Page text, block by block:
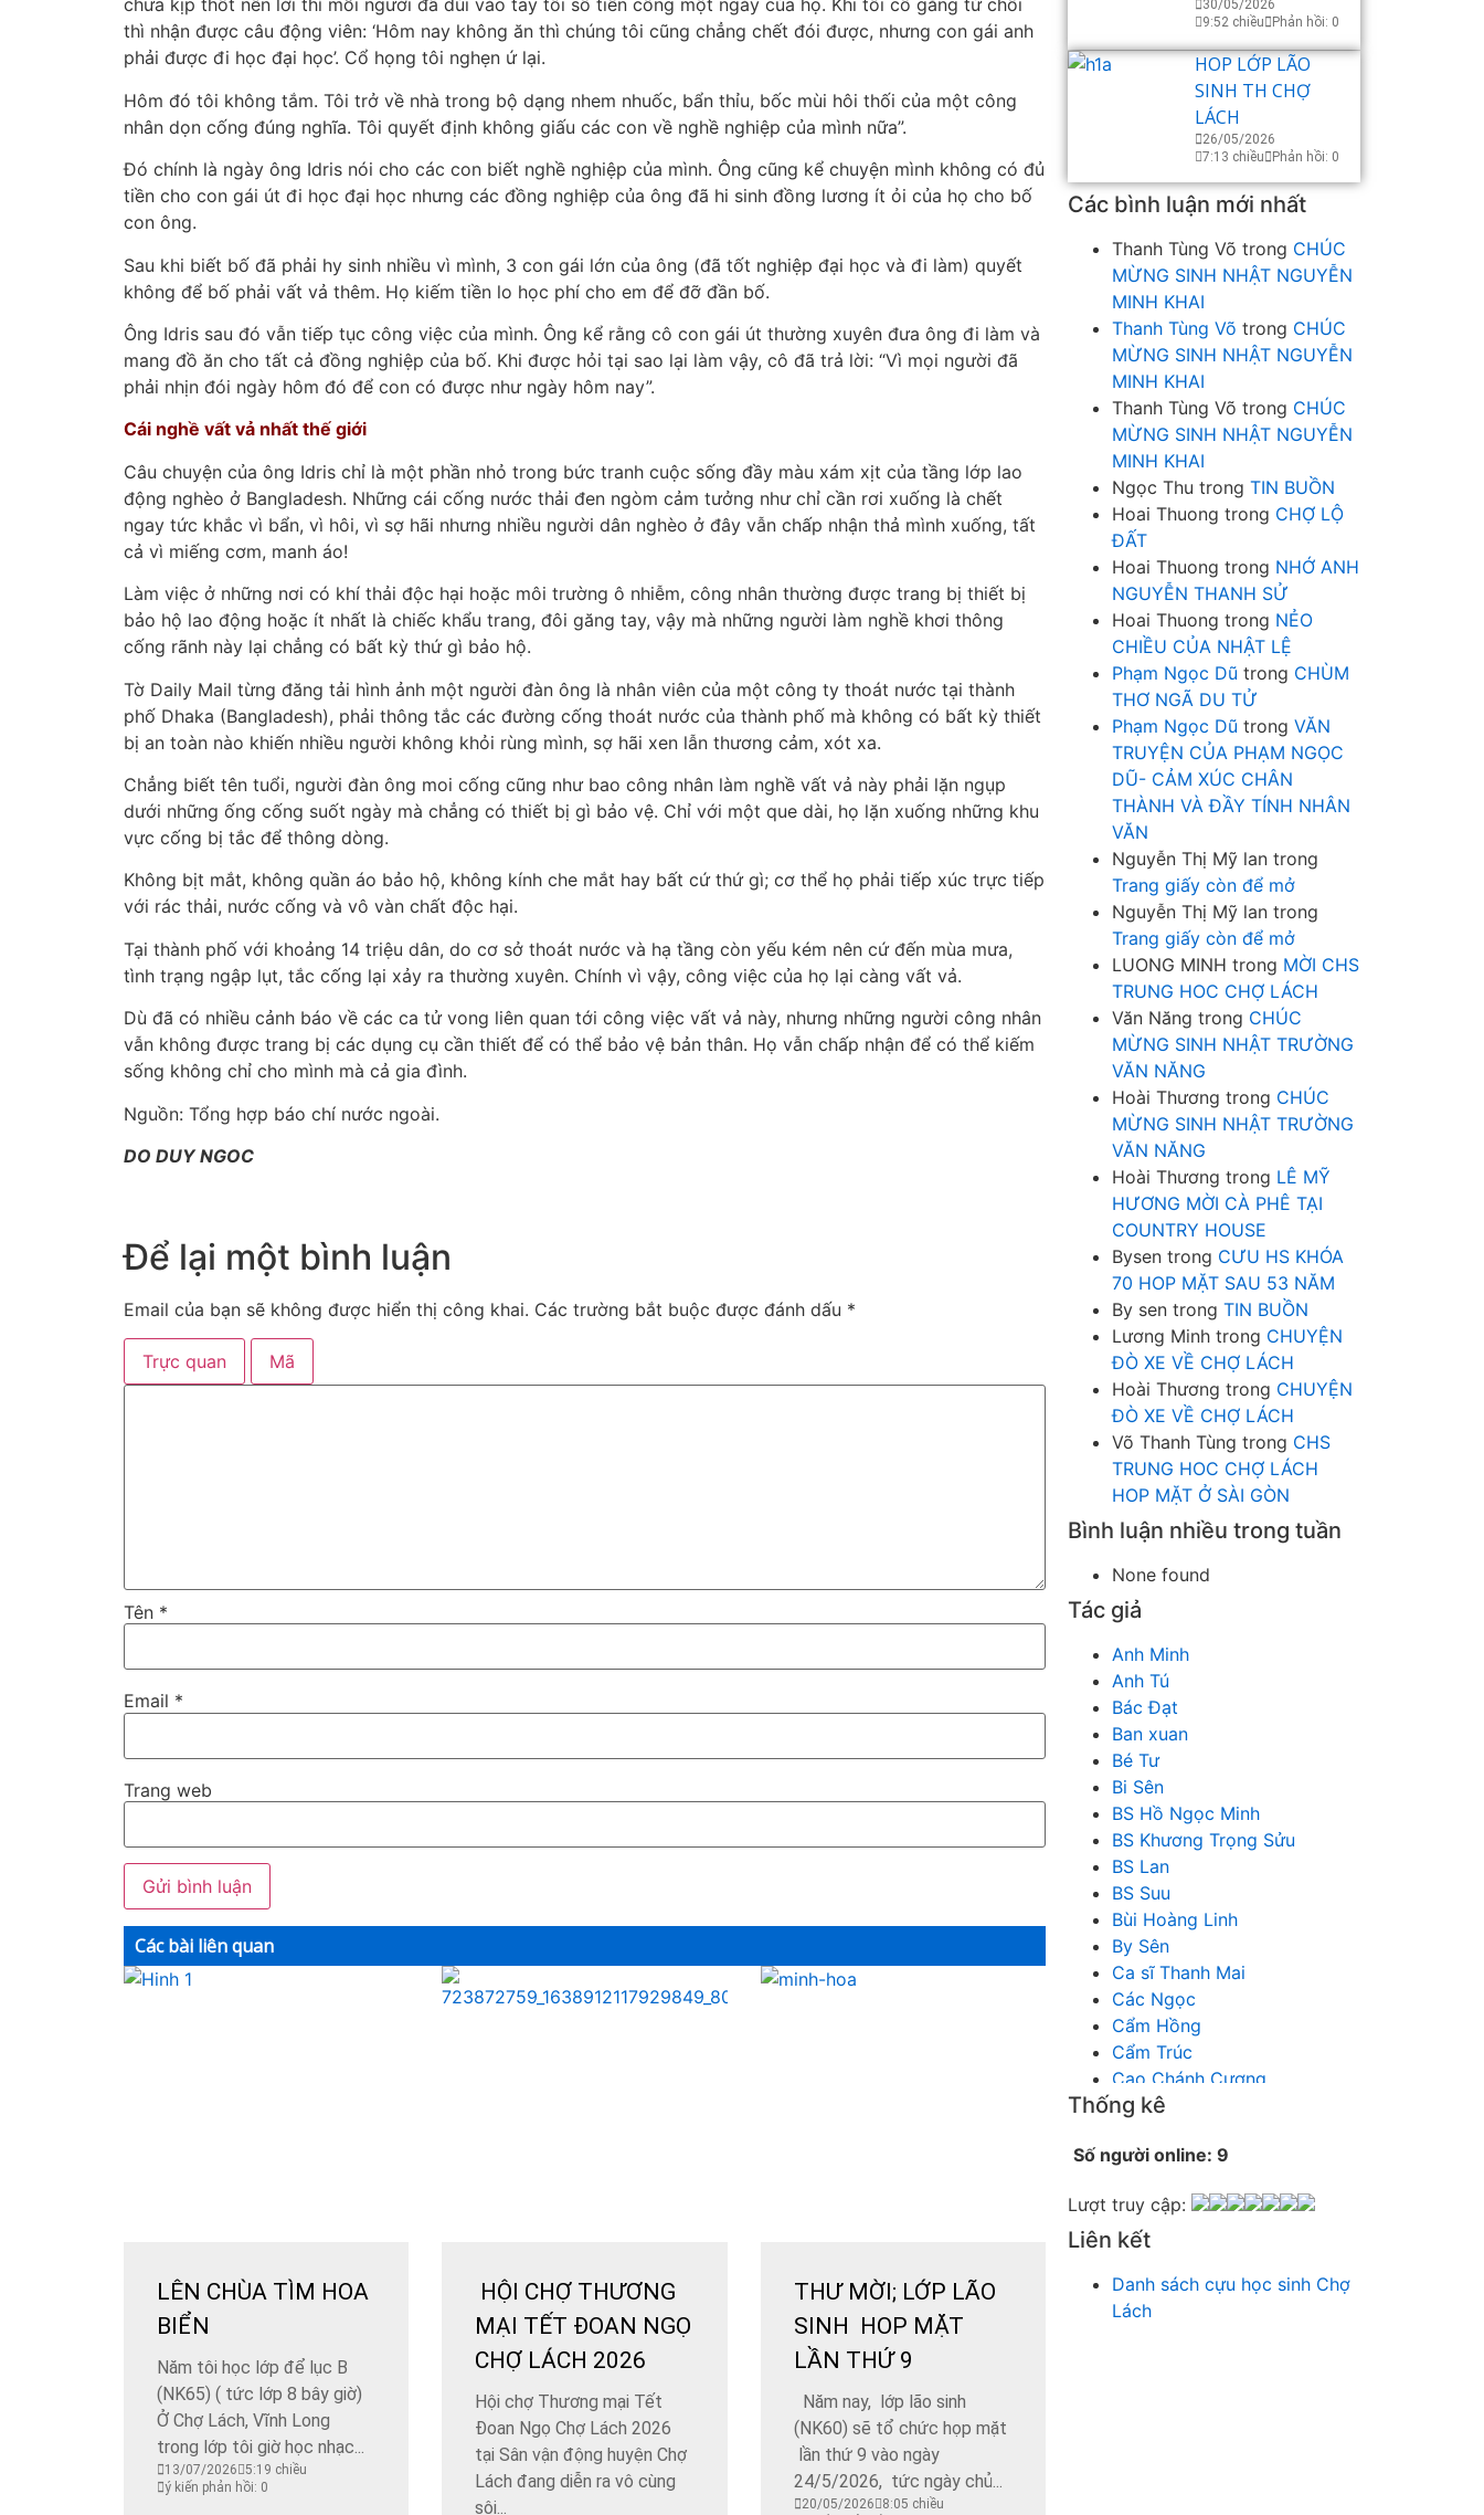
chưa kịp thốt nên lời thì mỗi người đã dúi vào tay tôi số tiền công một ngày của họ. Khi tôi cố gắng từ chối
thì nhận được câu động viên: ‘Hôm nay không ăn thì chúng tôi cũng chẳng chết đói được, nhưng con gái anh
phải được đi học đại học’. Cổ họng tôi nghẹn ứ lại.
Hôm đó tôi không tắm. Tôi trở về nhà trong bộ dạng nhem nhuốc, bẩn thỉu, bốc mùi hôi thối của một công
nhân dọn cống đúng nghĩa. Tôi quyết định không giấu các con về nghề nghiệp của mình nữa”.
Đó chính là ngày ông Idris nói cho các con biết nghề nghiệp của mình. Ông cũng kể chuyện mình không có đủ
tiền cho con gái út đi học đại học nhưng các đồng nghiệp của ông đã hi sinh đồng lương ít ỏi của họ cho bố
con ông.
Sau khi biết bố đã phải hy sinh nhiều vì mình, 3 con gái lớn của ông (đã tốt nghiệp đại học và đi làm) quyết
không để bố phải vất vả thêm. Họ kiếm tiền lo học phí cho em để đỡ đần bố.
Ông Idris sau đó vẫn tiếp tục công việc của mình. Ông kể rằng cô con gái út thường xuyên đưa ông đi làm và
mang đồ ăn cho tất cả đồng nghiệp của bố. Khi được hỏi tại sao lại làm vậy, cô đã trả lời: “Vì mọi người đã
phải nhịn đói ngày hôm đó để con có được như ngày hôm nay”.
Cái nghề vất vả nhất thế giới
Câu chuyện của ông Idris chỉ là một phần nhỏ trong bức tranh cuộc sống đầy màu xám xịt của tầng lớp lao
động nghèo ở Bangladesh. Những cái cống nước thải đen ngòm cảm tưởng như chỉ cần rơi xuống là chết
ngay tức khắc vì bẩn, vì hôi, vì sợ hãi nhưng nhiều người dân nghèo ở đây vẫn chấp nhận thả mình xuống, tất
cả vì miếng cơm, manh áo!
Làm việc ở những nơi có khí thải độc hại hoặc môi trường ô nhiễm, công nhân thường được trang bị thiết bị
bảo hộ lao động hoặc ít nhất là chiếc khẩu trang, đôi găng tay, vậy mà những người làm nghề khơi thông
cống rãnh này lại chẳng có bất kỳ thứ gì bảo hộ.
Tờ Daily Mail từng đăng tải hình ảnh một người đàn ông là nhân viên của một công ty thoát nước tại thành
phố Dhaka (Bangladesh), phải thông tắc các đường cống thoát nước của thành phố mà không có bất kỳ thiết
bị an toàn nào khiến nhiều người không khỏi rùng mình, sợ hãi xen lẫn thương cảm, xót xa.
Chẳng biết tên tuổi, người đàn ông moi cống cũng như bao công nhân làm nghề vất vả này phải lặn ngụp
dưới những ống cống suốt ngày mà chẳng có thiết bị gì bảo vệ. Chỉ với một que dài, họ lặn xuống những khu
vực cống bị tắc để thông dòng.
Không bịt mắt, không quần áo bảo hộ, không kính che mắt hay bất cứ thứ gì; cơ thể họ phải tiếp xúc trực tiếp
với rác thải, nước cống và vô vàn chất độc hại.
Tại thành phố với khoảng 14 triệu dân, do cơ sở thoát nước và hạ tầng còn yếu kém nên cứ đến mùa mưa,
tình trạng ngập lụt, tắc cống lại xảy ra thường xuyên. Chính vì vậy, công việc của họ lại càng vất vả.
Dù đã có nhiều cảnh báo về các ca tử vong liên quan tới công việc vất vả này, nhưng những người công nhân
vẫn không được trang bị các dụng cụ cần thiết để có thể bảo vệ bản thân. Họ vẫn chấp nhận để có thể kiếm
sống không chỉ cho mình mà cả gia đình.
Nguồn: Tổng hợp báo chí nước ngoài.
DO DUY NGOC
Để lại một bình luận
Email của bạn sẽ không được hiển thị công khai. Các trường bắt buộc được đánh dấu *
Trực quan Mã
Tên *
Email *
Trang web
Các bài liên quan
LÊN CHÙA TÌM HOA
BIỂN
Năm tôi học lớp để lục B
(NK65) ( tức lớp 8 bây giờ)
Ở Chợ Lách, Vĩnh Long
trong lớp tôi giờ học nhạc...
13/07/2026
5:19 chiều
ý kiến phản hồi: 0
HỘI CHỢ THƯƠNG
MẠI TẾT ĐOAN NGỌ
CHỢ LÁCH 2026
​Hội chợ Thương mại Tết
Đoan Ngọ Chợ Lách 2026
tại Sân vận động huyện Chợ
Lách đang diễn ra vô cùng
sôi...
THƯ MỜI; LỚP LÃO
SINH HOP MẶT
LẦN THỨ 9
Năm nay, lớp lão sinh
(NK60) sẽ tổ chức họp mặt
lần thứ 9 vào ngày
24/5/2026, tức ngày chủ...
20/05/2026
8:05 chiều
30/05/2026
9:52 chiều
Phản hồi: 0
HOP LỚP LÃO
SINH TH CHỢ
LÁCH
26/05/2026
7:13 chiều
Phản hồi: 0
Các bình luận mới nhất
Thanh Tùng Võ trong CHÚC
MỪNG SINH NHẬT NGUYỄN
MINH KHAI
Thanh Tùng Võ trong CHÚC
MỪNG SINH NHẬT NGUYỄN
MINH KHAI
Thanh Tùng Võ trong CHÚC
MỪNG SINH NHẬT NGUYỄN
MINH KHAI
Ngọc Thu trong TIN BUỒN
Hoai Thuong trong CHỢ LỘ
ĐẤT
Hoai Thuong trong NHỚ ANH
NGUYỄN THANH SỬ
Hoai Thuong trong NẺO
CHIỀU CỦA NHẬT LỆ
Phạm Ngọc Dũ trong CHÙM
THƠ NGÃ DU TỬ
Phạm Ngọc Dũ trong VĂN
TRUYỆN CỦA PHẠM NGỌC
DŨ- CẢM XÚC CHÂN
THÀNH VÀ ĐẦY TÍNH NHÂN
VĂN
Nguyễn Thị Mỹ lan trong
Trang giấy còn để mở
Nguyễn Thị Mỹ lan trong
Trang giấy còn để mở
LUONG MINH trong MỜI CHS
TRUNG HOC CHỢ LÁCH
Văn Năng trong CHÚC
MỪNG SINH NHẬT TRƯỜNG
VĂN NĂNG
Hoài Thương trong CHÚC
MỪNG SINH NHẬT TRƯỜNG
VĂN NĂNG
Hoài Thương trong LÊ MỸ
HƯƠNG MỜI CÀ PHÊ TẠI
COUNTRY HOUSE
Bysen trong CƯU HS KHÓA
70 HOP MẶT SAU 53 NĂM
By sen trong TIN BUỒN
Lương Minh trong CHUYỆN
ĐÒ XE VỀ CHỢ LÁCH
Hoài Thương trong CHUYỆN
ĐÒ XE VỀ CHỢ LÁCH
Võ Thanh Tùng trong CHS
TRUNG HOC CHỢ LÁCH
HOP MẶT Ở SÀI GÒN
Bình luận nhiều trong tuần
None found
Tác giả
Anh Minh
Anh Tú
Bác Đạt
Ban xuan
Bé Tư
Bi Sên
BS Hồ Ngọc Minh
BS Khương Trọng Sửu
BS Lan
BS Suu
Bùi Hoàng Linh
By Sên
Ca sĩ Thanh Mai
Các Ngọc
Cẩm Hồng
Cẩm Trúc
Cao Chánh Cương
Cao Nhật Quyên
Chích Chị
Chu Trầm Nguyên Minh
Cò Bằng
Công Bình
Công Hòa
Thống kê
Số người online: 9
Lượt truy cập:
Liên kết
Danh sách cựu học sinh Chợ
Lách